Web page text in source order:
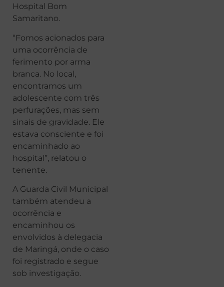
Hospital Bom
Samaritano.
“Fomos acionados para
uma ocorrência de
ferimento por arma
branca. No local,
encontramos um
adolescente com três
perfurações, mas sem
sinais de gravidade. Ele
estava consciente e foi
encaminhado ao
hospital”, relatou o
tenente.
A Guarda Civil Municipal
também atendeu a
ocorrência e
encaminhou os
envolvidos à delegacia
de Maringá, onde o caso
foi registrado e segue
sob investigação.